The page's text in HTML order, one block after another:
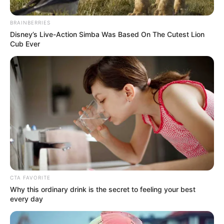
Colprensa
Paro de taxistas en Bogotá podría traer desempleo.
Por:Paula Ceballos
Septiembre 6, 2023
BRAINBERRIES
Disney’s Live-Action Simba Was Based On The Cutest Lion
Cub Ever
CTA FAVORITE
Why this ordinary drink is the secret to feeling your best
every day